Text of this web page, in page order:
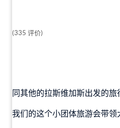
(335 评价)
同其他的拉斯维加斯出发的
我们的这个小团体旅游会带领